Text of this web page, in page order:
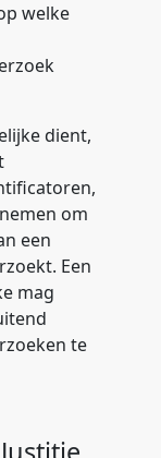
welke
dient,
om
een
Een
mag
te